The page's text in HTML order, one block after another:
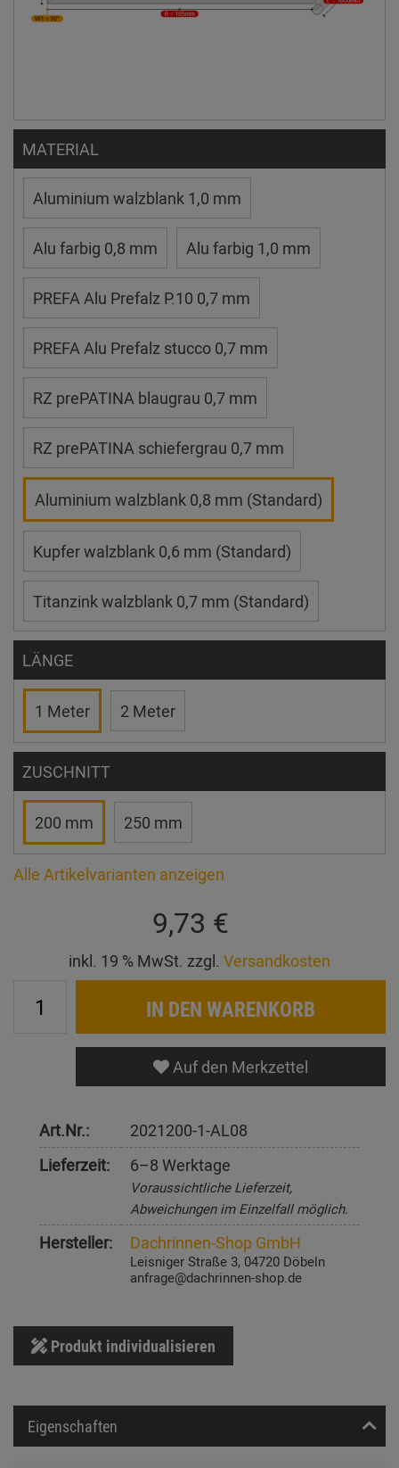
MATERIAL
Aluminium walzblank 1,0 mm
Alu farbig 0,8 mm Alu farbig 1,0 mm
PREFA Alu Prefalz P.10 0,7 mm
PREFA Alu Prefalz stucco 0,7 mm
RZ prePATINA blaugrau 0,7 mm
RZ prePATINA schiefergrau 0,7 mm
Aluminium walzblank 0,8 mm (Standard)
Kupfer walzblank 0,6 mm (Standard)
Titanzink walzblank 0,7 mm (Standard)
LÄNGE
1 Meter 2 Meter
ZUSCHNITT
200 mm 250 mm
Alle Artikelvarianten anzeigen
9,73 €
inkl. 19 % MwSt. zzgl. Versandkosten
IN DEN WARENKORB
Auf den Merkzettel
Art.Nr.:
2021200-1-AL08
Lieferzeit:
6–8 Werktage
Voraussichtliche Lieferzeit,
Abweichungen im Einzelfall möglich.
Hersteller: Dachrinnen-Shop GmbH
Leisniger Straße 3, 04720 Döbeln
anfrage@dachrinnen-shop.de
Produkt individualisieren
Eigenschaften